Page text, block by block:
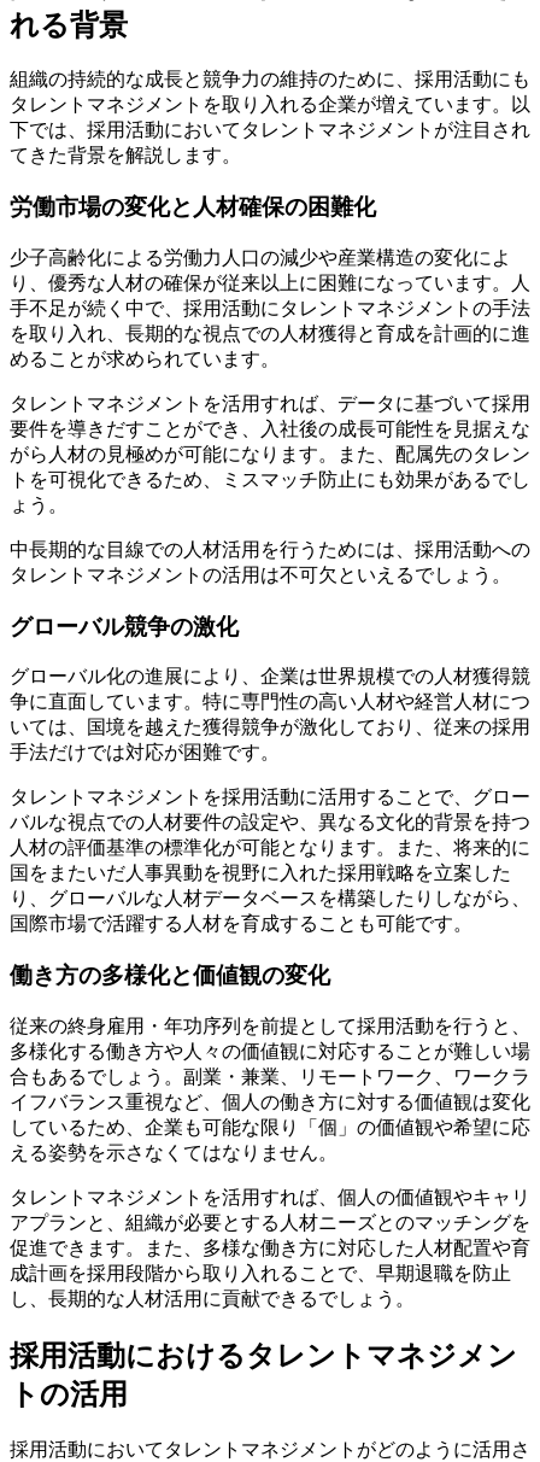
れる背景
組織の持続的な成長と競争力の維持のために、採用活動にも
タレントマネジメントを取り入れる企業が増えています。以
下では、採用活動においてタレントマネジメントが注目され
てきた背景を解説します。
労働市場の変化と人材確保の困難化
少子高齢化による労働力人口の減少や産業構造の変化によ
り、優秀な人材の確保が従来以上に困難になっています。人
手不足が続く中で、採用活動にタレントマネジメントの手法
を取り入れ、長期的な視点での人材獲得と育成を計画的に進
めることが求められています。
タレントマネジメントを活用すれば、データに基づいて採用
要件を導きだすことができ、入社後の成長可能性を見据えな
がら人材の見極めが可能になります。また、配属先のタレン
トを可視化できるため、ミスマッチ防止にも効果があるでし
ょう。
中長期的な目線での人材活用を行うためには、採用活動への
タレントマネジメントの活用は不可欠といえるでしょう。
グローバル競争の激化
グローバル化の進展により、企業は世界規模での人材獲得競
争に直面しています。特に専門性の高い人材や経営人材につ
いては、国境を越えた獲得競争が激化しており、従来の採用
手法だけでは対応が困難です。
タレントマネジメントを採用活動に活用することで、グロー
バルな視点での人材要件の設定や、異なる文化的背景を持つ
人材の評価基準の標準化が可能となります。また、将来的に
国をまたいだ人事異動を視野に入れた採用戦略を立案した
り、グローバルな人材データベースを構築したりしながら、
国際市場で活躍する人材を育成することも可能です。
働き方の多様化と価値観の変化
従来の終身雇用・年功序列を前提として採用活動を行うと、
多様化する働き方や人々の価値観に対応することが難しい場
合もあるでしょう。副業・兼業、リモートワーク、ワークラ
イフバランス重視など、個人の働き方に対する価値観は変化
しているため、企業も可能な限り「個」の価値観や希望に応
える姿勢を示さなくてはなりません。
タレントマネジメントを活用すれば、個人の価値観やキャリ
アプランと、組織が必要とする人材ニーズとのマッチングを
促進できます。また、多様な働き方に対応した人材配置や育
成計画を採用段階から取り入れることで、早期退職を防止
し、長期的な人材活用に貢献できるでしょう。
採用活動におけるタレントマネジメン
トの活用
採用活動においてタレントマネジメントがどのように活用さ